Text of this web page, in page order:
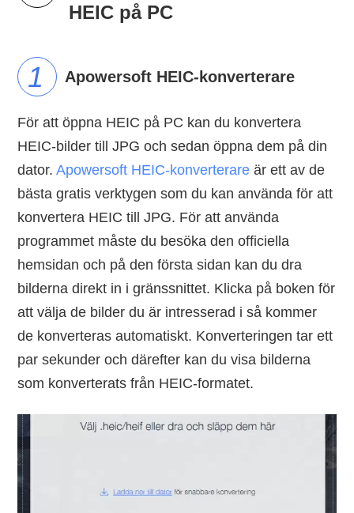
HEIC på PC
Apowersoft HEIC-konverterare
För att öppna HEIC på PC kan du konvertera
HEIC-bilder till JPG och sedan öppna dem på din
dator.Apowersoft HEIC-konverterare är ett av de
bästa gratis verktygen som du kan använda för att
konvertera HEIC till JPG. För att använda
programmet måste du besöka den officiella
hemsidan och på den första sidan kan du dra
bilderna direkt in i gränssnittet. Klicka på boken för
att välja de bilder du är intresserad i så kommer
de konverteras automatiskt. Konverteringen tar ett
par sekunder och därefter kan du visa bilderna
som konverterats från HEIC-formatet.